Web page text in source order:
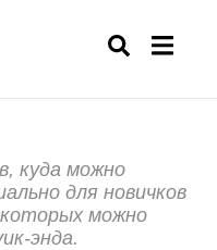
куда можно
для новичков
можно
энда.